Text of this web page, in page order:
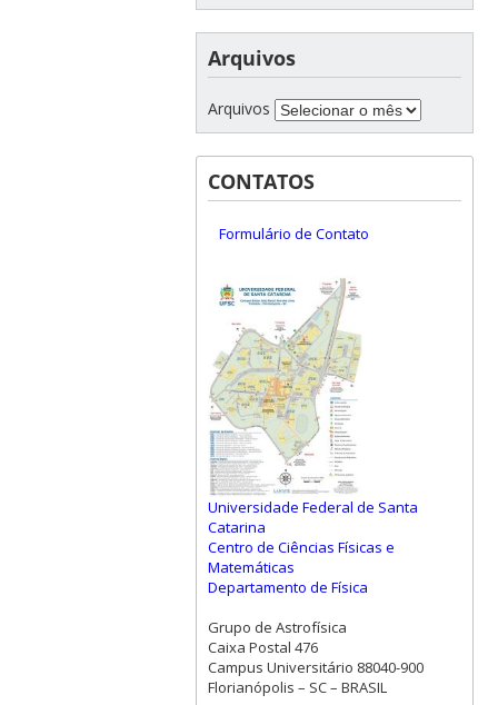
Arquivos
Arquivos
CONTATOS
Formulário de Contato
Universidade Federal de Santa
Catarina
Centro de Ciências Físicas e
Matemáticas
Departamento de Física
Grupo de Astrofísica
Caixa Postal 476
Campus Universitário 88040-900
Florianópolis – SC – BRASIL